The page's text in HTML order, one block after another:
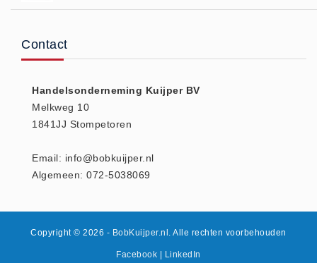
Contact
Handelsonderneming Kuijper BV
Melkweg 10
1841JJ Stompetoren
Email: info@bobkuijper.nl
Algemeen: 072-5038069
Copyright © 2026 - BobKuijper.nl . Alle rechten voorbehouden
Facebook LinkedIn